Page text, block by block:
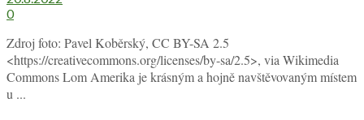
0
Zdroj foto: Pavel Koběrský, CC BY-SA 2.5
<https://creativecommons.org/licenses/by-sa/2.5>, via Wikimedia
Commons Lom Amerika je krásným a hojně navštěvovaným místem
u ...